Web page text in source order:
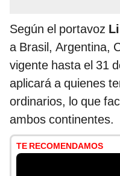
Según el portavoz
a Brasil, Argentina,
vigente hasta el 31
aplicará a quienes
ordinarios, lo que
ambos continentes.
TE RECOMENDAMOS